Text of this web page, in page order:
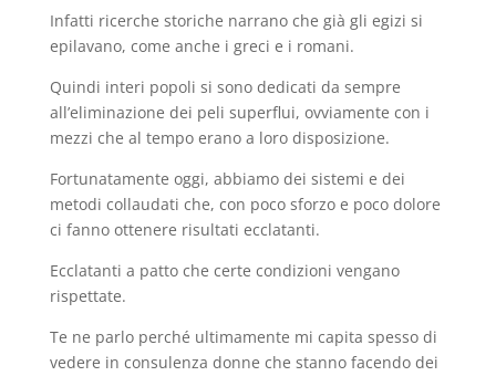
Infatti ricerche storiche narrano che già gli egizi si
epilavano, come anche i greci e i romani.
Quindi interi popoli si sono dedicati da sempre
all’eliminazione dei peli superflui, ovviamente con i
mezzi che al tempo erano a loro disposizione.
Fortunatamente oggi, abbiamo dei sistemi e dei
metodi collaudati che, con poco sforzo e poco dolore
ci fanno ottenere risultati ecclatanti.
Ecclatanti a patto che certe condizioni vengano
rispettate.
Te ne parlo perché ultimamente mi capita spesso di
vedere in consulenza donne che stanno facendo dei